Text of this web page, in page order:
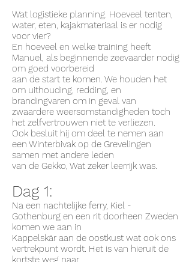
Wat logistieke planning. Hoeveel tenten,
water, eten, kajakmateriaal is er nodig
voor vier?
En hoeveel en welke training heeft
Manuel, als beginnende zeevaarder nodig
om goed voorbereid
aan de start te komen. We houden het
om uithouding, redding, en
brandingvaren om in geval van
zwaardere weersomstandigheden toch
het zelfvertrouwen niet te verliezen.
Ook besluit hij om deel te nemen aan
een Winterbivak op de Grevelingen
samen met andere leden
van de Gekko, Wat zeker leerrijk was.
Dag 1:
Na een nachtelijke ferry, Kiel -
Gothenburg en een rit doorheen Zweden
komen we aan in
Kappelskär aan de oostkust wat ook ons
vertrekpunt wordt. Het is van hieruit de
kortste weg naar